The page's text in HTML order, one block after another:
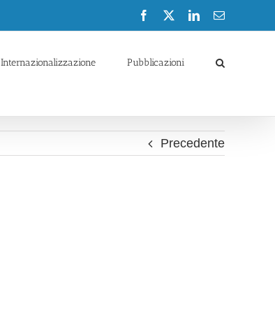
Facebook LinkedInEmail
Internazionalizzazione Pubblicazioni
Precedente